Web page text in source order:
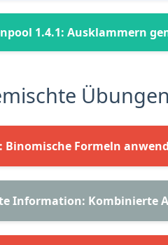
1.4.1: Ausklammern
Übungen
Binomische Formeln
Information: Kombinierte